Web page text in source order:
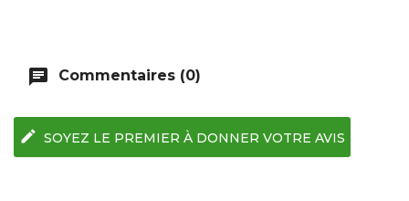
chat Commentaires (0)
edit SOYEZ LE PREMIER À DONNER VOTRE AVIS